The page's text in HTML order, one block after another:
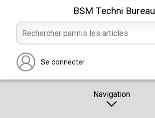
BSM Techni Bureau
Se connecter
Navigation